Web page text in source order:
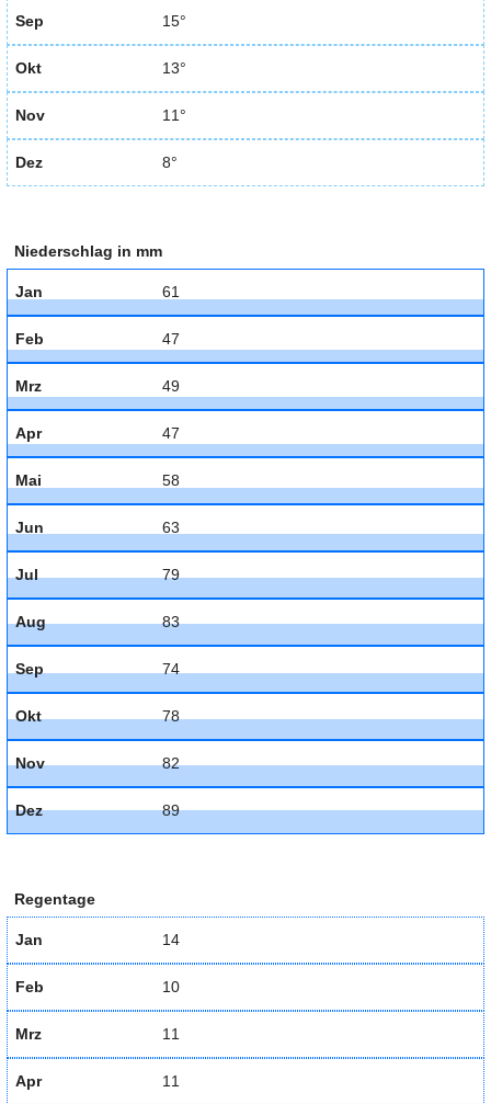
Sep 15°
Okt 13°
Nov 11°
Dez 8°
Niederschlag in mm
Jan 61
Feb 47
Mrz 49
Apr 47
Mai 58
Jun 63
Jul 79
Aug 83
Sep 74
Okt 78
Nov 82
Dez 89
Regentage
Jan 14
Feb 10
Mrz 11
Apr 11